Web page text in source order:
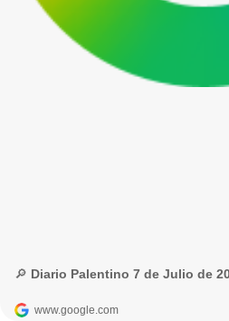
🔎 Diario Palentino 7 de Julio de
www.google.com